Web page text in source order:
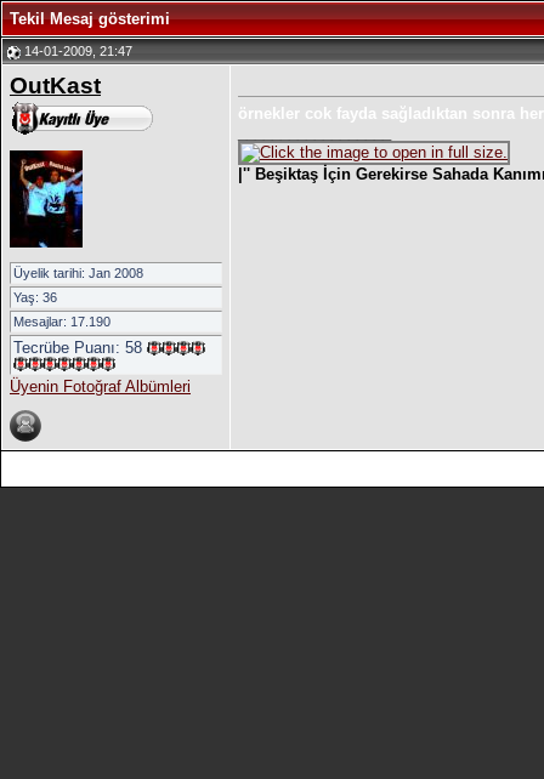
Tekil Mesaj gösterimi
14-01-2009, 21:47
OutKast
Üyelik tarihi: Jan 2008
Yaş: 36
Mesajlar: 17.190
Tecrübe Puanı: 58
Üyenin Fotoğraf Albümleri
örnekler cok fayda sağladıktan sonra
|'' Beşiktaş İçin Gerekirse Sahada